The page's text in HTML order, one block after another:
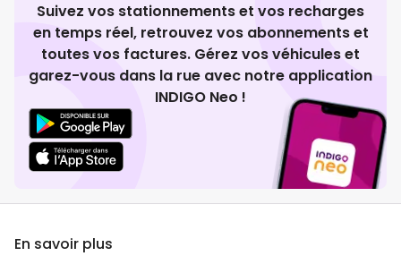
Suivez vos stationnements et vos recharges
en temps réel, retrouvez vos abonnements et
toutes vos factures. Gérez vos véhicules et
garez-vous dans la rue avec notre application
INDIGO Neo !
En savoir plus